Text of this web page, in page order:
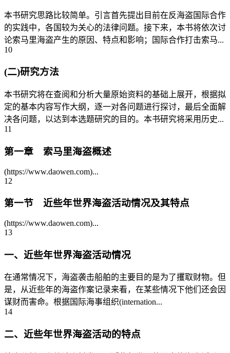
本书研究思路比较简单。引言首先提出目前在反海盗国际合作
的实践中，各国较为关心的法律问题。接下来，本书将依次讨
论索马里海盗产生的原因、特点和影响；国际合作打击索马...
10
(二)研究方法
本书研究将在查阅和分析大量原始资料的基础上展开，根据拟
定的基本内容写作大纲，逐一对各问题进行探讨，最后全面解
决各问题，以达到本选题研究的目的。本书研究将采用历史...
11
第一章 索马里海盗概述
(https://www.daowen.com)...
12
第一节 近些年世界海盗活动情况及其特点
(https://www.daowen.com)...
13
一、近些年世界海盗活动情况
在通常情况下，海盗袭击船舶的主要目的是为了攫取财物。但
是，从近些年的海盗作案记录来看，在某些情况下他们还会因
谋财而害命。根据国际海事组织(internation...
14
二、近些年世界海盗活动的特点